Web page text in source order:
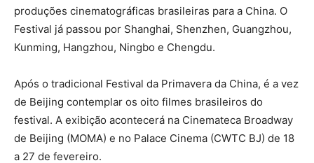
produções cinematográficas brasileiras para a China. O
Festival já passou por Shanghai, Shenzhen, Guangzhou,
Kunming, Hangzhou, Ningbo e Chengdu.
Após o tradicional Festival da Primavera da China, é a vez
de Beijing contemplar os oito filmes brasileiros do
festival. A exibição acontecerá na Cinemateca Broadway
de Beijing (MOMA) e no Palace Cinema (CWTC BJ) de 18
a 27 de fevereiro.